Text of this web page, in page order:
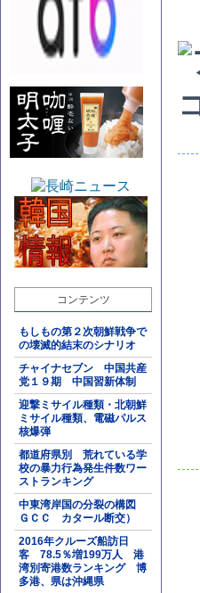
コンテンツ
もしもの第２次朝鮮戦争で
の壊滅的結末のシナリオ
チャイナセブン 中国共産
党１９期 中国習新体制
迎撃ミサイル種類・北朝鮮
ミサイル種類、電磁パルス
核爆弾
都道府県別 荒れている学
校の暴力行為発生件数ワー
ストランキング
中東湾岸国の分裂の構図
ＧＣＣ カタール断交）
2016年クルーズ船訪日
客 78.5％増199万人 港
湾別寄港数ランキング 博
多港、県は沖縄県